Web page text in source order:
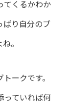
てくるかわか
ぱり自分のブ
。
ークです。
っていれば何